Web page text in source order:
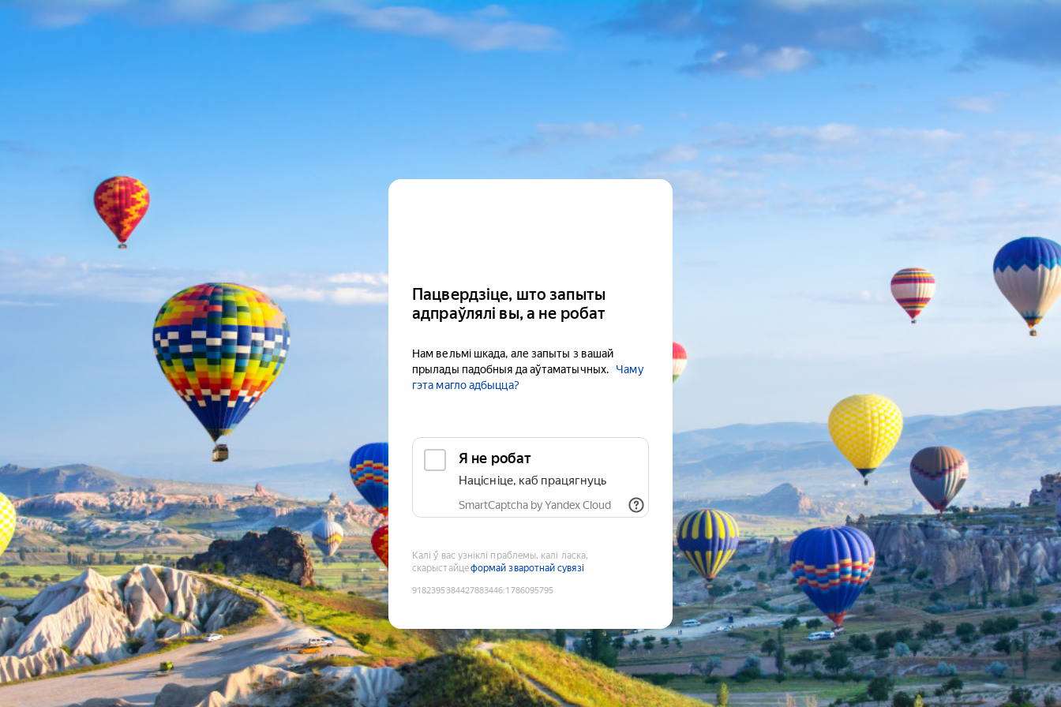
Пацвердзіце, што запыты
адпраўлялі вы, а не робат
Нам вельмі шкада, але запыты з вашай
прылады падобныя да аўтаматычных.
Чаму
гэта магло адбыцца?
Я не робат
Націсніце, каб працягнуць
SmartCaptcha by Yandex Cloud
Калі ў вас узніклі праблемы, калі ласка,
скарыстайцеформай зваротнай сувязі
9182395384427883446:1786095795